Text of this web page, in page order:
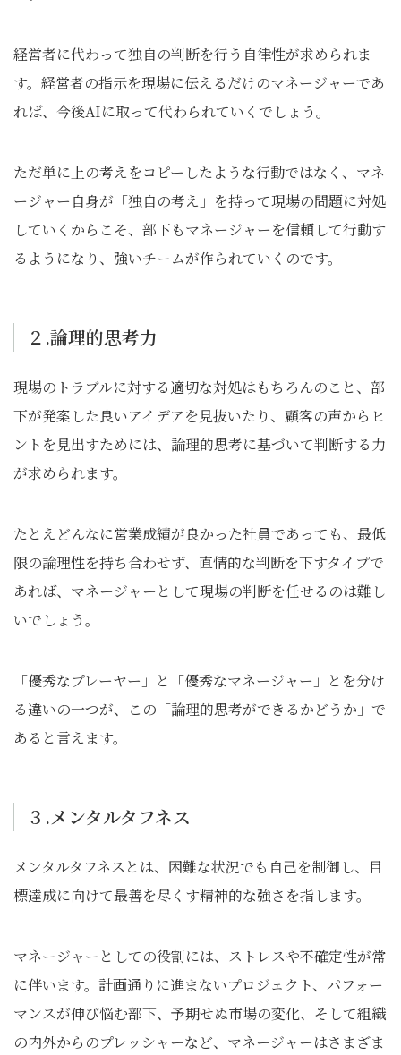
経営者に代わって独自の判断を行う自律性が求められま
す。経営者の指示を現場に伝えるだけのマネージャーであ
れば、今後AIに取って代わられていくでしょう。
ただ単に上の考えをコピーしたような行動ではなく、マネ
ージャー自身が「独自の考え」を持って現場の問題に対処
していくからこそ、部下もマネージャーを信頼して行動す
るようになり、強いチームが作られていくのです。
２.論理的思考力
現場のトラブルに対する適切な対処はもちろんのこと、部
下が発案した良いアイデアを見抜いたり、顧客の声からヒ
ントを見出すためには、論理的思考に基づいて判断する力
が求められます。
たとえどんなに営業成績が良かった社員であっても、最低
限の論理性を持ち合わせず、直情的な判断を下すタイプで
あれば、マネージャーとして現場の判断を任せるのは難し
いでしょう。
「優秀なプレーヤー」と「優秀なマネージャー」とを分け
る違いの一つが、この「論理的思考ができるかどうか」で
あると言えます。
３.メンタルタフネス
メンタルタフネスとは、困難な状況でも自己を制御し、目
標達成に向けて最善を尽くす精神的な強さを指します。
マネージャーとしての役割には、ストレスや不確定性が常
に伴います。計画通りに進まないプロジェクト、パフォー
マンスが伸び悩む部下、予期せぬ市場の変化、そして組織
の内外からのプレッシャーなど、マネージャーはさまざま